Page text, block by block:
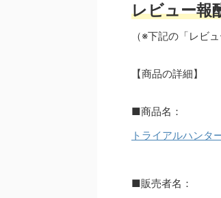
レビュー報
（※下記の「レビ
【商品の詳細】
■商品名：
トライアルハンタ
■販売者名：